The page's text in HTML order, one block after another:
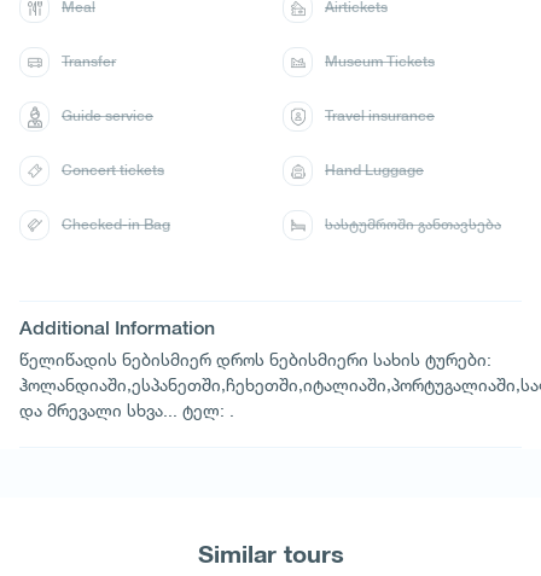
Additional Information
წელიწადის ნებისმიერ დროს ნებისმიერი სახის ტურები:
და მრევალი სხვა... ტელ: .
Meal Airtickets
Transfer Museum Tickets
Guide service Travel insurance
Concert tickets Hand Luggage
Checked-in Bag სასტუმროში განთავსება
Similar tours